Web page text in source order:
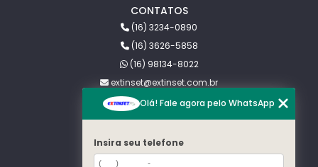
CONTATOS
(16) 3234-0890
(16) 3626-5858
(16) 98134-8022
extinset@extinset.com.br
MENU
HOME
SOBRE NÓS
PRAGAS
Olá! Fale agora pelo WhatsApp
Insira seu telefone